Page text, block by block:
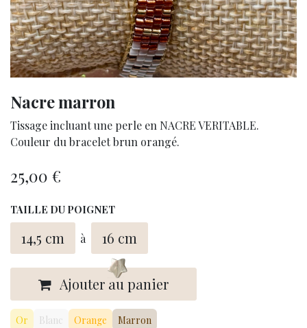
Nacre marron
Tissage incluant une perle en NACRE VERITABLE.
Couleur du bracelet brun orangé.
25,00 €
TAILLE DU POIGNET
14,5 cm à 16 cm
Ajouter au panier
Or Blanc Orange Marron